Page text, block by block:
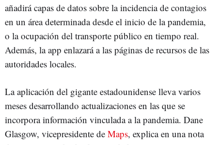
añadirá capas de datos sobre la incidencia de contagios
en un área determinada desde el inicio de la pandemia,
o la ocupación del transporte público en tiempo real.
Además, la app enlazará a las páginas de recursos de las
autoridades locales.
La aplicación del gigante estadounidense lleva varios
meses desarrollando actualizaciones en las que se
incorpora información vinculada a la pandemia. Dane
Glasgow, vicepresidente de Maps, explica en una nota